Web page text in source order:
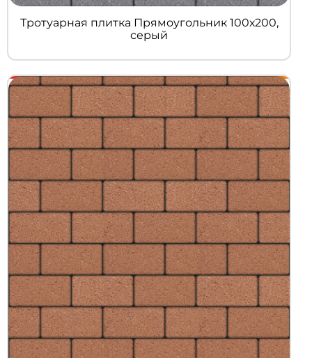
Тротуарная плитка Прямоугольник 100х200,
серый